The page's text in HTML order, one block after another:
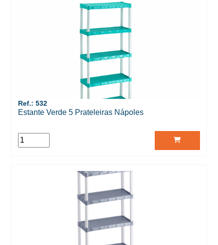
Ref.: 532
Estante Verde 5 Prateleiras Nápoles